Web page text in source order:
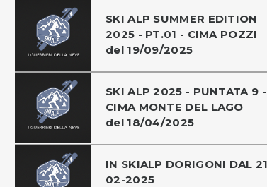
SKI ALP SUMMER EDITION
2025 - PT.01 - CIMA POZZI
del 19/09/2025
SKI ALP 2025 - PUNTATA 9 -
CIMA MONTE DEL LAGO
del 18/04/2025
IN SKIALP DORIGONI DAL
02-2025